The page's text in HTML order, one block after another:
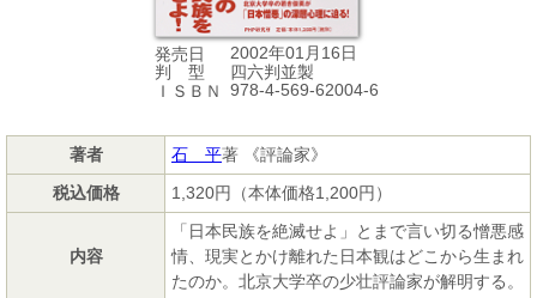
発売日
2002年01月16日
判 型
四六判並製
ＩＳＢＮ
978-4-569-62004-6
著者 石 平著 《評論家》
税込価格
1,320円（本体価格1,200円）
内容
「日本民族を絶滅せよ」とまで言い切る憎悪感
情、現実とかけ離れた日本観はどこから生まれ
たのか。北京大学卒の少壮評論家が解明する。